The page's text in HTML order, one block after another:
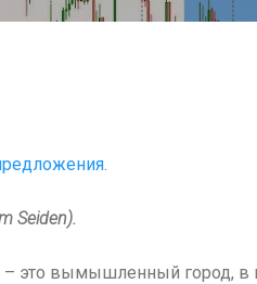
.
Seiden).
это вымышленный город, в